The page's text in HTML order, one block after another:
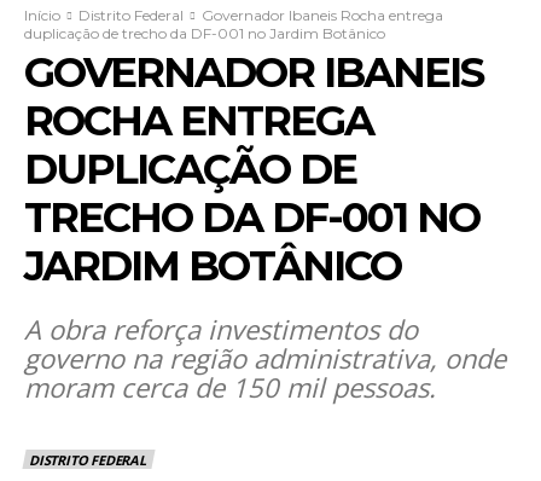
Início Distrito Federal
Governador Ibaneis Rocha entrega
duplicação de trecho da DF-001 no Jardim Botânico
GOVERNADOR IBANEIS
ROCHA ENTREGA
DUPLICAÇÃO DE
TRECHO DA DF-001 NO
JARDIM BOTÂNICO
A obra reforça investimentos do
governo na região administrativa, onde
moram cerca de 150 mil pessoas.
DISTRITO FEDERAL